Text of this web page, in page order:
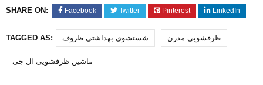
SHARE ON: Facebook Twitter Pinterest LinkedIn
TAGGED AS: شستشوی بهداشتی ظروف ظرفشویی مدرن
ماشین ظرفشویی‌ ال جی